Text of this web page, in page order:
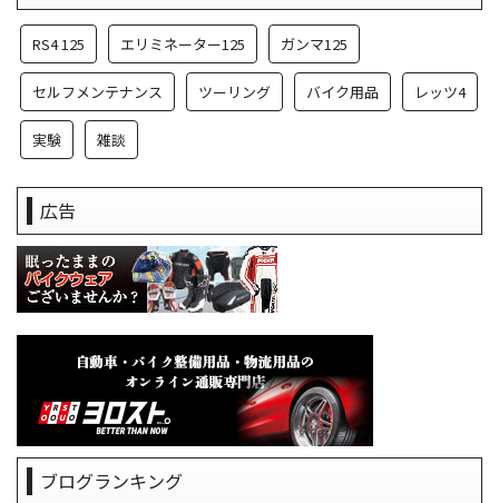
RS4 125 エリミネーター125 ガンマ125
セルフメンテナンス ツーリング バイク用品 レッツ4
実験 雑談
広告
ブログランキング